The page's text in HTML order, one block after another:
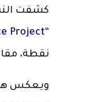
كشفت
“
Project
نقطة، مقارنة
ويعكس هذا التراجع